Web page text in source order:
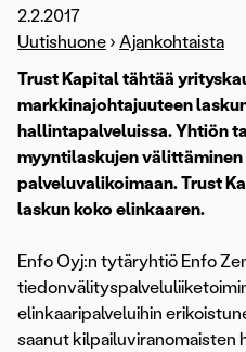
2.2.2017
Uutishuone › Ajankohtaista
Trust Kapital tähtää
markkinajohtajuuteen
hallintapalveluissa. Yhtiön
myyntilaskujen välittäminen
palveluvalikoimaan. Trust
laskun koko elinkaaren.
Enfo Oyj:n tytäryhtiö Enfo
elinkaaripalveluihin
saanut kilpailuviranomaisten